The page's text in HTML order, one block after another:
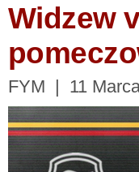
Widzew
FYM | 11